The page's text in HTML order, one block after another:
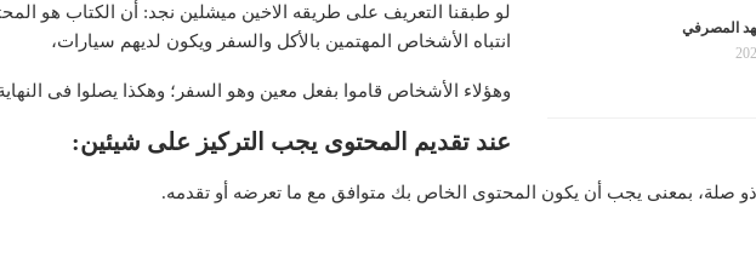
المصرفي
لو طبقنا التعريف على طريقه الاخين ميشلين نجد: أن الكتاب هو
انتباه الأشخاص المهتمين بالأكل والسفر ويكون لديهم سيارات،
وهؤلاء الأشخاص قاموا بفعل معين وهو السفر؛ وهكذا يصلوا فى
عند تقديم المحتوى يجب التركيز على شيئين:
صلة، بمعنى يجب أن يكون المحتوى الخاص بك متوافق مع ما تعرضه أو تقدمه.